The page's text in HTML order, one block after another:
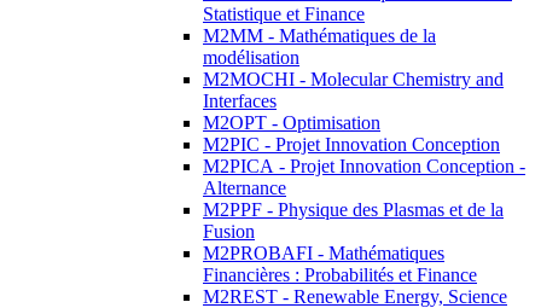
Statistique et Finance
M2MM - Mathématiques de la
modélisation
M2MOCHI - Molecular Chemistry and
Interfaces
M2OPT - Optimisation
M2PIC - Projet Innovation Conception
M2PICA - Projet Innovation Conception -
Alternance
M2PPF - Physique des Plasmas et de la
Fusion
M2PROBAFI - Mathématiques
Financières : Probabilités et Finance
M2REST - Renewable Energy, Science